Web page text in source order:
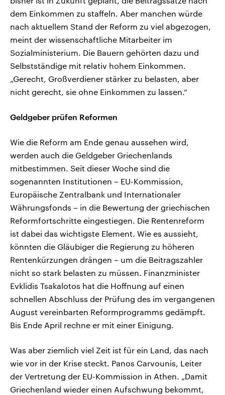
dem Einkommen zu staffeln. Aber manchen würde
nach aktuellem Stand der Reform zu viel abgezogen,
meint der wissenschaftliche Mitarbeiter im
Sozialministerium. Die Bauern gehörten dazu und
Selbstständige mit relativ hohem Einkommen.
„Gerecht, Großverdiener stärker zu belasten, aber
nicht gerecht, sie ohne Einkommen zu lassen.“
Geldgeber prüfen Reformen
Wie die Reform am Ende genau aussehen wird,
werden auch die Geldgeber Griechenlands
mitbestimmen. Seit dieser Woche sind die
sogenannten Institutionen – EU-Kommission,
Europäische Zentralbank und Internationaler
Währungsfonds – in die Bewertung der griechischen
Reformfortschritte eingestiegen. Die Rentenreform
ist dabei das wichtigste Element. Wie es aussieht,
könnten die Gläubiger die Regierung zu höheren
Rentenkürzungen drängen – um die Beitragszahler
nicht so stark belasten zu müssen. Finanzminister
Evklidis Tsakalotos hat die Hoffnung auf einen
schnellen Abschluss der Prüfung des im vergangenen
August vereinbarten Reformprogramms gedämpft.
Bis Ende April rechne er mit einer Einigung.
Was aber ziemlich viel Zeit ist für ein Land, das nach
wie vor in der Krise steckt. Panos Carvounis, Leiter
der Vertretung der EU-Kommission in Athen. „Damit
Griechenland wieder einen Aufschwung bekommt,